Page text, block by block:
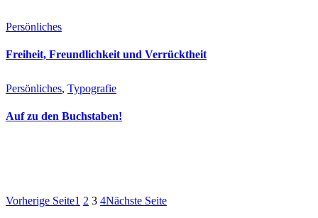
Persönliches
Freiheit, Freundlichkeit und Verrücktheit
Persönliches, Typografie
Auf zu den Buchstaben!
Vorherige Seite1 2 3 4Nächste Seite